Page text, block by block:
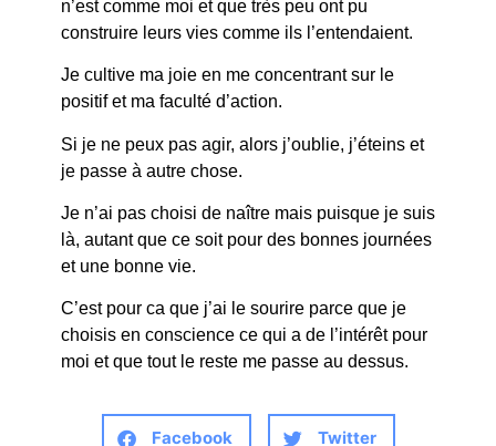
n’est comme moi et que très peu ont pu
construire leurs vies comme ils l’entendaient.
Je cultive ma joie en me concentrant sur le
positif et ma faculté d’action.
Si je ne peux pas agir, alors j’oublie, j’éteins et
je passe à autre chose.
Je n’ai pas choisi de naître mais puisque je suis
là, autant que ce soit pour des bonnes journées
et une bonne vie.
C’est pour ca que j’ai le sourire parce que je
choisis en conscience ce qui a de l’intérêt pour
moi et que tout le reste me passe au dessus.
Facebook Twitter